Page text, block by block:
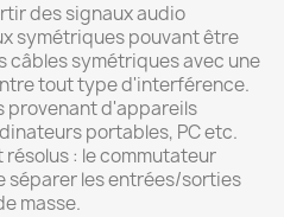
des signaux audio
symétriques pouvant être
câbles symétriques avec une
tout type d'interférence.
provenant d'appareils
portables, PC etc.
: le commutateur
séparer les entrées/sorties
masse.